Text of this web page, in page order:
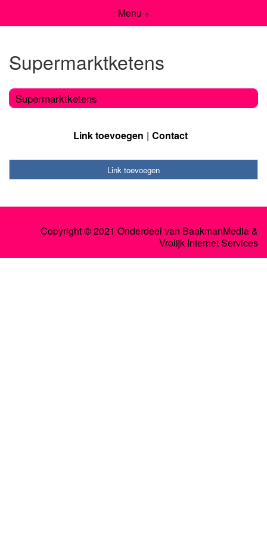
Menu +
Supermarktketens
Supermarktketens
Link toevoegen Contact
Link toevoegen
Copyright © 2021 Onderdeel van BaakmanMedia&
Vrolijk Internet Services